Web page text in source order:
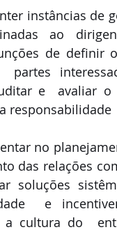
instâncias de
ao
de definir
partes
e  avaliar
responsabilidade
no
das relações
soluções
e
a cultura do